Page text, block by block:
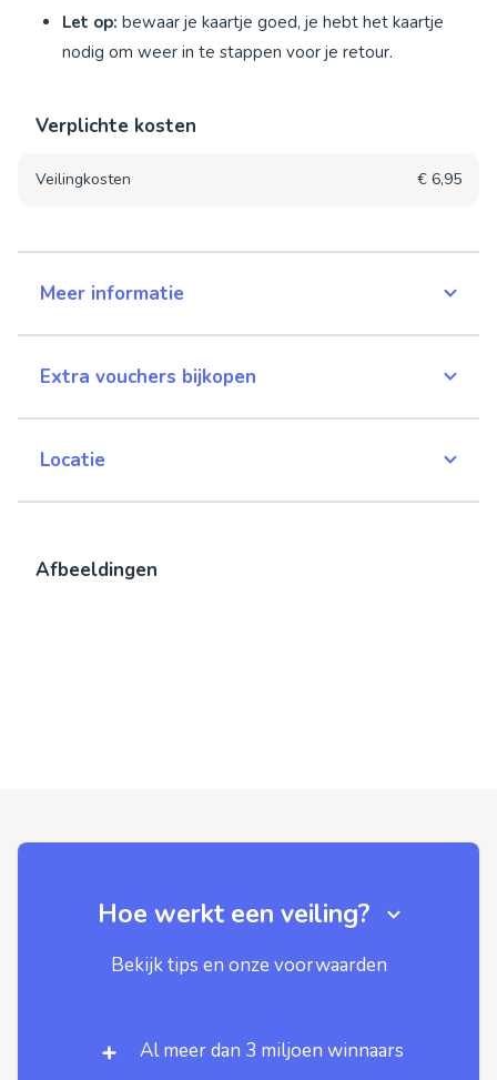
Let op: bewaar je kaartje goed, je hebt het kaartje
nodig om weer in te stappen voor je retour.
Verplichte kosten
Veilingkosten € 6,95
Meer informatie
Extra vouchers bijkopen
Locatie
Afbeeldingen
Hoe werkt een veiling?
Bekijk tips en onze voorwaarden
Al meer dan 3 miljoen winnaars